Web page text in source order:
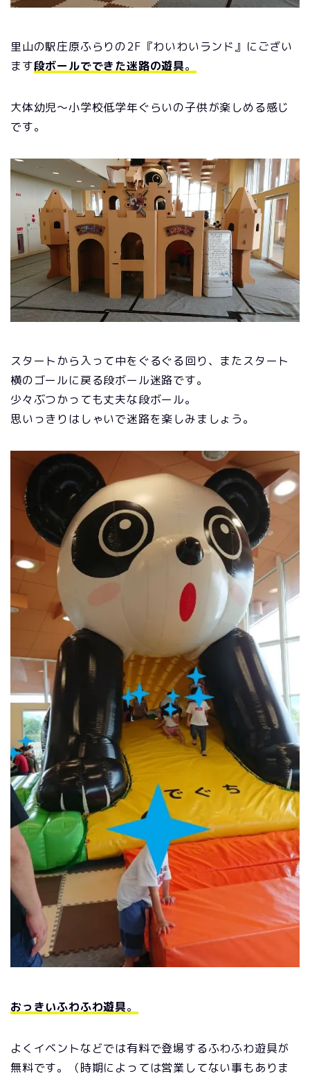
里山の駅庄原ふらりの2F『わいわいランド』にござい
ます段ボールでできた迷路の遊具。
大体幼児～小学校低学年ぐらいの子供が楽しめる感じ
です。
スタートから入って中をぐるぐる回り、またスタート
横のゴールに戻る段ボール迷路です。
少々ぶつかっても丈夫な段ボール。
思いっきりはしゃいで迷路を楽しみましょう。
おっきいふわふわ遊具。
よくイベントなどでは有料で登場するふわふわ遊具が
無料です。（時期によっては営業してない事もありま